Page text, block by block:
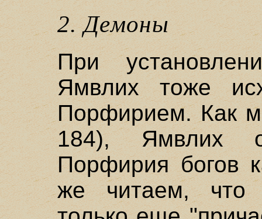
2. Демоны
При
Ямвлих тоже
Порфирием. Как
184), Ямвлих
Порфирия богов
же читаем,